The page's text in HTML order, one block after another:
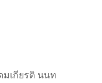
มเกียรติ นนท